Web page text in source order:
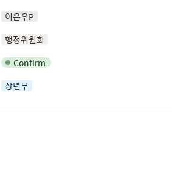
이은우P
행정위원회
Confirm
장년부